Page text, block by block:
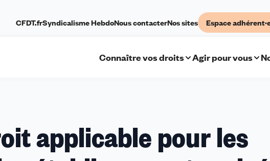
CFDT.frSyndicalisme HebdoNous contacterNos sites Espace
Connaître vos droits Agir pour vous
applicable pour les